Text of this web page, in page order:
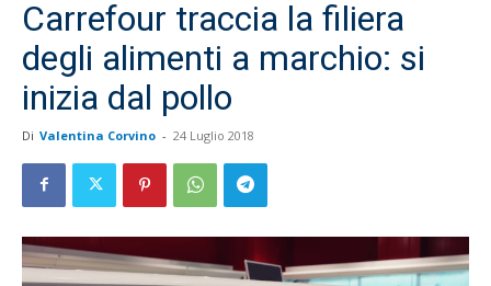
Carrefour traccia la filiera
degli alimenti a marchio: si
inizia dal pollo
Di Valentina Corvino - 24 Luglio 2018